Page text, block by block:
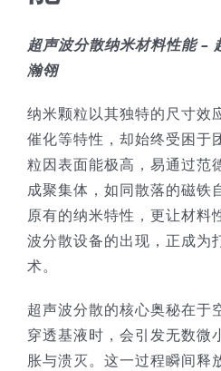
走进瀚翎
公司新闻
超声波分散纳米材料性能 –
瀚翎
纳米颗粒以其独特的尺寸效
催化等特性，却始终受困于
粒因表面能极高，易通过范
成聚集体，如同散落的磁铁
原有的纳米特性，更让材料
波分散设备的出现，正成为
术。
超声波分散的核心奥秘在于
穿透基液时，会引发无数微
胀与溃灭。这一过程瞬间释